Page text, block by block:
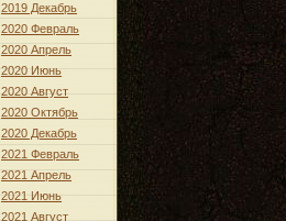
2019 Декабрь
2020 Февраль
2020 Апрель
2020 Июнь
2020 Август
2020 Октябрь
2020 Декабрь
2021 Февраль
2021 Апрель
2021 Июнь
2021 Август